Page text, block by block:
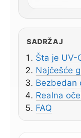
SADRŽAJ
Šta je UV-
Najčešće
Bezbedan
Realna
FAQ